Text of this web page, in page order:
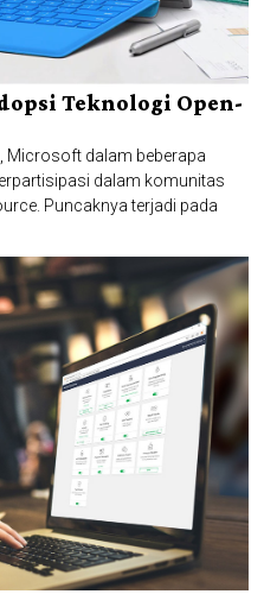
Teknologi Open-
Microsoft dalam beberapa
dalam komunitas
Puncaknya terjadi pada